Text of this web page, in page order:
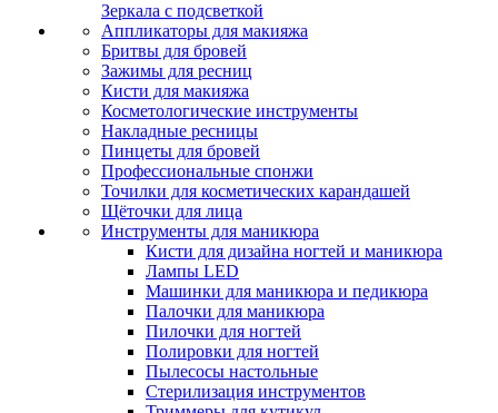
Зеркала с подсветкой
Аппликаторы для макияжа
Бритвы для бровей
Зажимы для ресниц
Кисти для макияжа
Косметологические инструменты
Накладные ресницы
Пинцеты для бровей
Профессиональные спонжи
Точилки для косметических карандашей
Щёточки для лица
Инструменты для маникюра
Кисти для дизайна ногтей и маникюра
Лампы LED
Машинки для маникюра и педикюра
Палочки для маникюра
Пилочки для ногтей
Полировки для ногтей
Пылесосы настольные
Стерилизация инструментов